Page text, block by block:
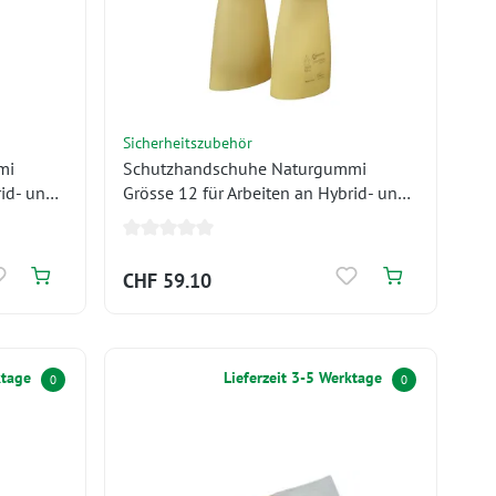
und
Sicherheitszubehör
Schutzhandschuhe Naturgummi
Grösse 12 für Arbeiten an Hybrid- und
CHF 59.10
0 Lieferzeit 3-5 Werktage 0